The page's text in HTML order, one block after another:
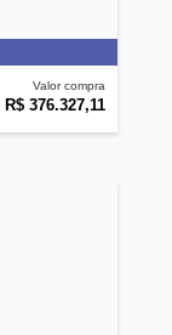
Valor compra
R$ 376.327,11